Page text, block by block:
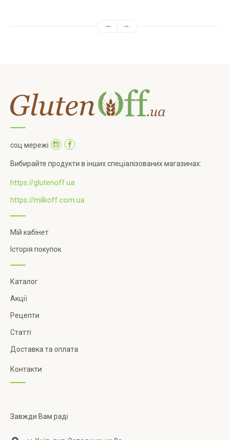
соц мережі
Вибирайте продукти в інших спеціалізованих магазинах:
https://glutenoff.ua
https://milkoff.com.ua
Мій кабінет
Історія покупок
Каталог
Акції
Рецепти
Статті
Доставка та оплата
Контакти
Завжди Вам раді